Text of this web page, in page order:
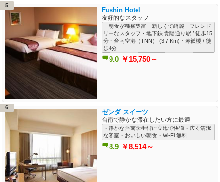
5
Fushin Hotel
友好的なスタッフ
・朝食が種類豊富・新しくて綺麗・フレンド
リーなスタッフ・地下鉄 貴陽通り駅 / 徒歩15
分・台南空港（TNN） (3.7 Km)・赤嵌楼 / 徒
歩4分
9.0 ￥15,750～
6
ゼンダ スイーツ
台南で静かな滞在したい方に最適
・静かな台南学生街に立地で快適・広く清潔
な客室・おいしい朝食・Wi-Fi 無料
8.9 ￥8,514～